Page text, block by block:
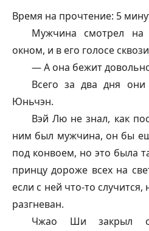
Время на прочтение: 5
Мужчина смотрел
окном, и в его голосе
— А она бежит
Всего за два дня
Юньчэн.
Вэй Лю не знал, как
ним был мужчина, он бы
под конвоем, но это была
принцу дороже всех на
если с ней что-то
разгневан.
Чжао Ши закрыл